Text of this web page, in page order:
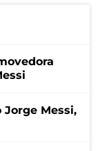
Messi,